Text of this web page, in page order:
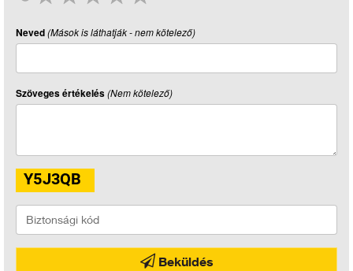
Neved(Mások is láthatják - nem kötelező)
Szöveges értékelés(Nem kötelező)
Beküldés